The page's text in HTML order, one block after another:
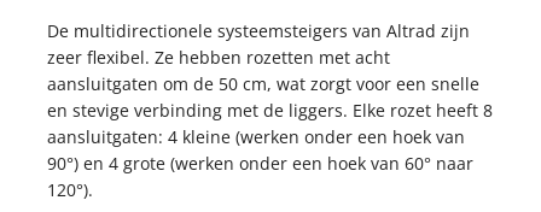
ROLSTEIGERS
De multidirectionele systeemsteigers van Altrad zijn
zeer flexibel. Ze hebben rozetten met acht
aansluitgaten om de 50 cm, wat zorgt voor een snelle
en stevige verbinding met de liggers. Elke rozet heeft 8
aansluitgaten: 4 kleine (werken onder een hoek van
90°) en 4 grote (werken onder een hoek van 60° naar
120°).